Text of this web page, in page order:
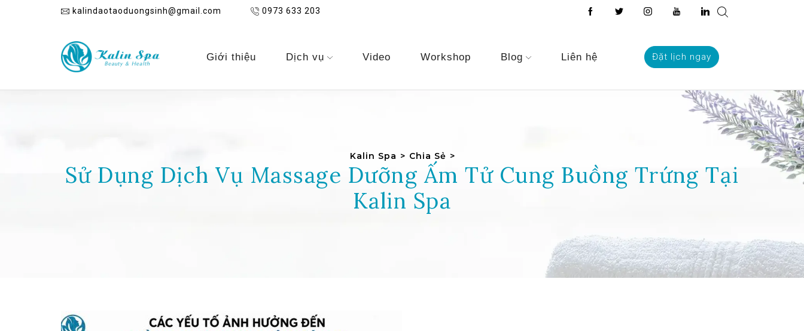
kalindaotaoduongsinh@gmail.com 0973 633 203
Giới thiệu Dịch vụ Video Workshop Blog Liên hệ Đặt lịch ngay
Kalin Spa > Chia Sẻ >
Sử Dụng Dịch Vụ Massage Dưỡng Ấm Tử Cung Buồng Trứng Tại
Kalin Spa